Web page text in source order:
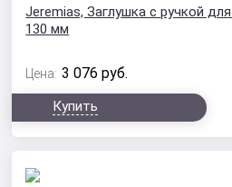
Jeremias, Заглушка с ручкой
130 мм
Цена: 3 076 руб.
Купить